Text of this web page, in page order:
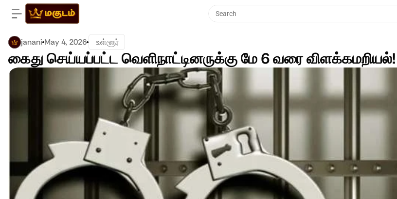
Search
janani May 4, 2026 உள்ளூர்
கைது செய்யப்பட்ட வெளிநாட்டினருக்கு மே 6 வரை விளக்கமறியல்!